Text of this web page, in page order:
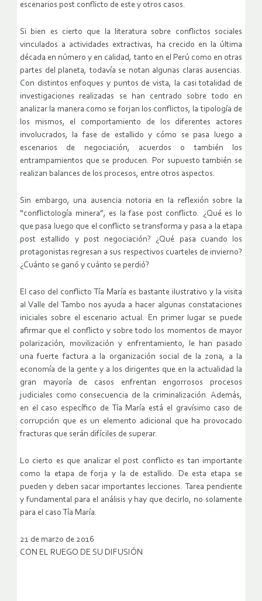
escenarios post conflicto de este y otros casos.
Si bien es cierto que la literatura sobre conflictos sociales
vinculados a actividades extractivas, ha crecido en la última
década en número y en calidad, tanto en el Perú como en otras
partes del planeta, todavía se notan algunas claras ausencias.
Con distintos enfoques y puntos de vista, la casi totalidad de
investigaciones realizadas se han centrado sobre todo en
analizar la manera como se forjan los conflictos, la tipología de
los mismos, el comportamiento de los diferentes actores
involucrados, la fase de estallido y cómo se pasa luego a
escenarios de negociación, acuerdos o también los
entrampamientos que se producen. Por supuesto también se
realizan balances de los procesos, entre otros aspectos.
Sin embargo, una ausencia notoria en la reflexión sobre la
“conflictología minera”, es la fase post conflicto. ¿Qué es lo
que pasa luego que el conflicto se transforma y pasa a la etapa
post estallido y post negociación? ¿Qué pasa cuando los
protagonistas regresan a sus respectivos cuarteles de invierno?
¿Cuánto se ganó y cuánto se perdió?
El caso del conflicto Tía María es bastante ilustrativo y la visita
al Valle del Tambo nos ayuda a hacer algunas constataciones
iniciales sobre el escenario actual. En primer lugar se puede
afirmar que el conflicto y sobre todo los momentos de mayor
polarización, movilización y enfrentamiento, le han pasado
una fuerte factura a la organización social de la zona, a la
economía de la gente y a los dirigentes que en la actualidad la
gran mayoría de casos enfrentan engorrosos procesos
judiciales como consecuencia de la criminalización. Además,
en el caso específico de Tía María está el gravísimo caso de
corrupción que es un elemento adicional que ha provocado
fracturas que serán difíciles de superar.
Lo cierto es que analizar el post conflicto es tan importante
como la etapa de forja y la de estallido. De esta etapa se
pueden y deben sacar importantes lecciones. Tarea pendiente
y fundamental para el análisis y hay que decirlo, no solamente
para el caso Tía María.
21 de marzo de 2016
CON EL RUEGO DE SU DIFUSIÓN